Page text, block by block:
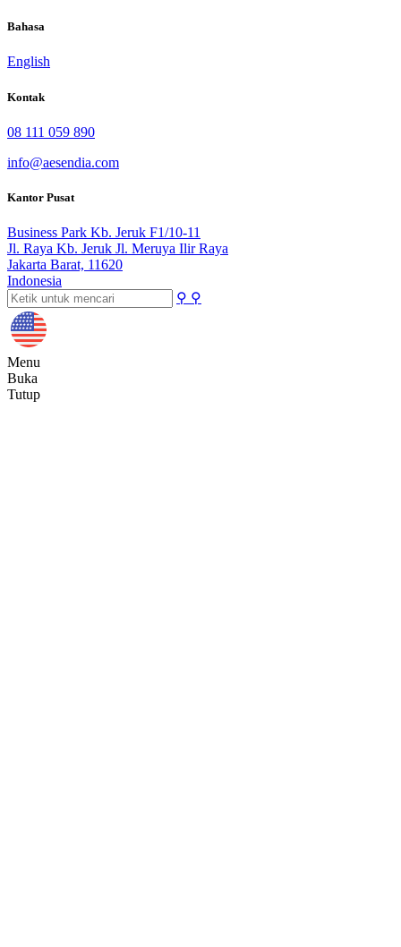
Bahasa
English
Kontak
08 111 059 890
info@aesendia.com
Kantor Pusat
Business Park Kb. Jeruk F1/10-11
Jl. Raya Kb. Jeruk Jl. Meruya Ilir Raya
Jakarta Barat, 11620
Indonesia
⚲ ⚲
Menu
Buka
Tutup